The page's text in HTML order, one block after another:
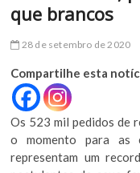
que brancos
28 de setembro de 2020
Compartilhe esta
Os 523 mil pedidos de
o momento para as
representam um